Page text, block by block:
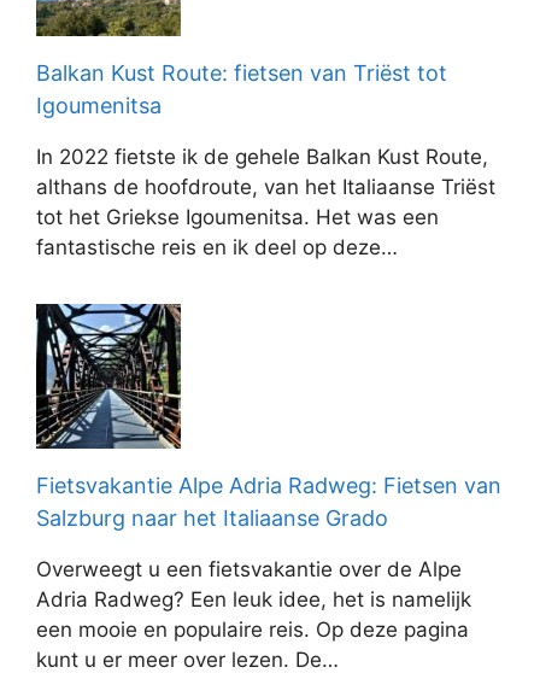
Balkan Kust Route: fietsen van Triëst tot
Igoumenitsa
In 2022 fietste ik de gehele Balkan Kust Route,
althans de hoofdroute, van het Italiaanse Triëst
tot het Griekse Igoumenitsa. Het was een
fantastische reis en ik deel op deze…
Fietsvakantie Alpe Adria Radweg: Fietsen van
Salzburg naar het Italiaanse Grado
Overweegt u een fietsvakantie over de Alpe
Adria Radweg? Een leuk idee, het is namelijk
een mooie en populaire reis. Op deze pagina
kunt u er meer over lezen. De…